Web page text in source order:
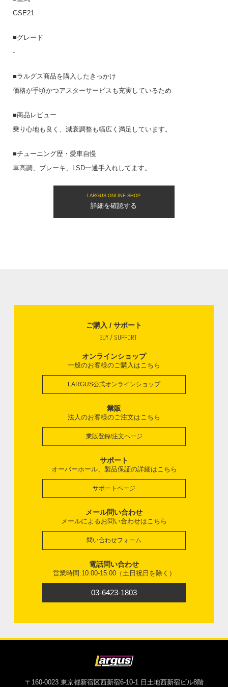
GSE21
■グレード
-
■ラルグス商品を購入したきっかけ
価格が手頃かつアスターサービスも充実しているため
■商品レビュー
乗り心地も良く、減衰調整も幅広く満足しています。
■チューニング歴・愛車自慢
車高調、ブレーキ、LSD一通手入れしてます。
LARGUS ONLINE SHOP
詳細を確認する
ご購入 / サポート
BUY / SUPPORT
オンラインショップ
一般のお客様のご購入はこちら
LARGUS公式オンラインショップ
業販
法人のお客様のご注文はこちら
業販登録/注文ページ
サポート
オーバーホール、製品保証の詳細はこちら
サポートページ
メール問い合わせ
メールによるお問い合わせはこちら
問い合わせフォーム
電話問い合わせ
営業時間:10:00-15:00（土日祝日を除く）
03-6423-1803
〒160-0023 東京都新宿区西新宿6-10-1 日土地西新宿ビル8階